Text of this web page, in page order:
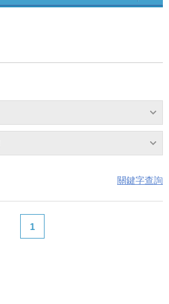
關鍵字查詢
1